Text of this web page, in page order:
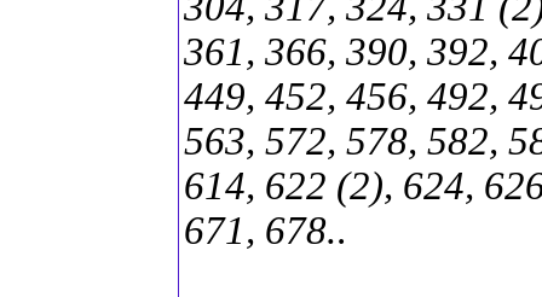
361, 366, 390, 392,
449, 452, 456, 492,
563, 572, 578, 582,
614, 622 (2), 624,
671, 678..